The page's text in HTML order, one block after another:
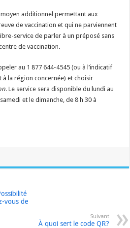
additionnel permettant aux
de vaccination et qui ne parviennent
service de parler à un préposé sans
de vaccination.
au 1 877 644-4545 (ou à l’indicatif
la région concernée) et choisir
. Le service sera disponible du lundi au
et le dimanche, de 8 h 30 à
vous de
Suivant
À quoi sert le code QR?